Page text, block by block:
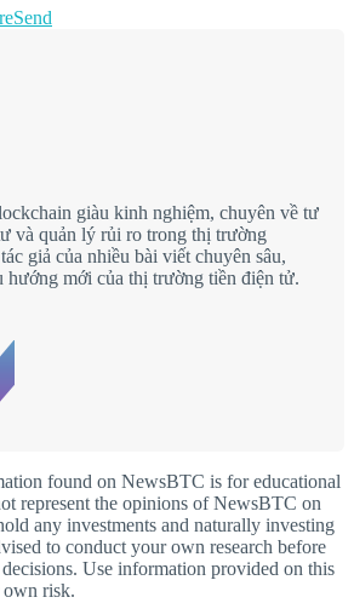
Send
giàu kinh nghiệm, chuyên về tư
và quản lý rủi ro trong thị trường
giả của nhiều bài viết chuyên sâu,
hướng mới của thị trường tiền điện tử.
found on NewsBTC is for educational
represent the opinions of NewsBTC on
any investments and naturally investing
to conduct your own research before
Use information provided on this
own risk.